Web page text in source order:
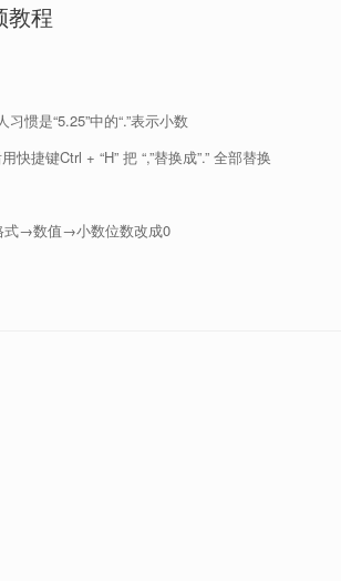
教程
惯是“5.25”中的“.”表示小数
捷键Ctrl + “H” 把 “,”替换成”.” 全部替换
式→数值→小数位数改成0